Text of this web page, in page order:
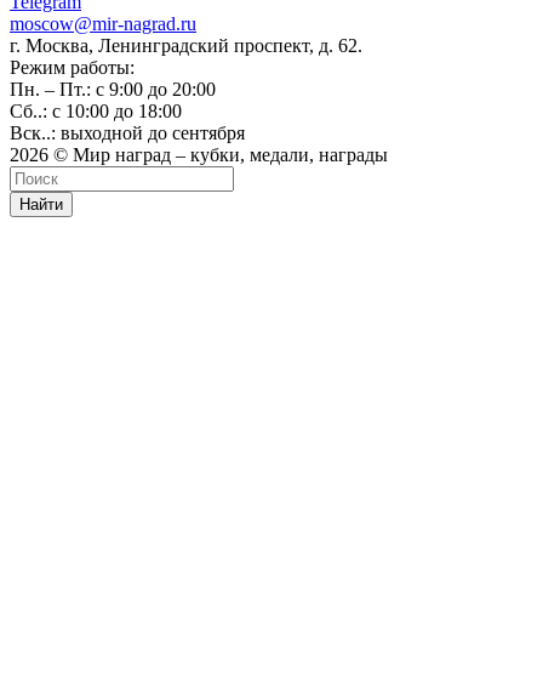
moscow@mir-nagrad.ru
г. Москва, Ленинградский проспект, д. 62.
Режим работы:
Пн. – Пт.: с 9:00 до 20:00
Сб..: с 10:00 до 18:00
Вск..: выходной до сентября
2026 © Мир наград – кубки, медали, награды
Найти